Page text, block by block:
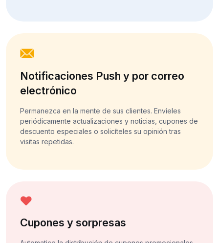
Notificaciones Push y por correo
electrónico
Permanezca en la mente de sus clientes. Envíeles
periódicamente actualizaciones y noticias, cupones de
descuento especiales o solicíteles su opinión tras
visitas repetidas.
Cupones y sorpresas